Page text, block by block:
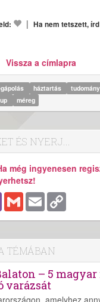
| Ha nem tetszett,
Vissza a címlapra
háztartás tudomány
méreg
ÉS NYERJ...
még ingyenesen
Viber Gmail Email
TÉMÁBAN
– 5
varázsát
amelyhez